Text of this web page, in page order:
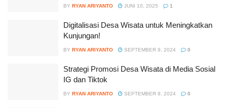
BY RYAN ARIYANTO JUNI 10, 2025 1
Digitalisasi Desa Wisata untuk Meningkatkan
Kunjungan!
BY RYAN ARIYANTO SEPTEMBER 9, 2024 0
Strategi Promosi Desa Wisata di Media Sosial
IG dan Tiktok
BY RYAN ARIYANTO SEPTEMBER 9, 2024 0